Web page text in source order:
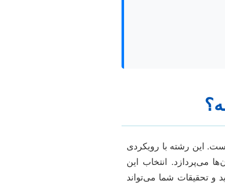
این رشته با رویکردی
می‌پردازد. انتخاب این
و تحقیقات شما می‌تواند